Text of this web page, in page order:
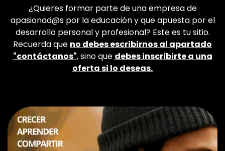
¿Quieres formar parte de una empresa de
apasionad@s por la educación y que apuesta por el
desarrollo personal y profesional? Este es tu sitio.
Recuerda que no debes escribirnos al apartado
"contáctanos", sino que debes inscribirte a una
oferta si lo deseas.